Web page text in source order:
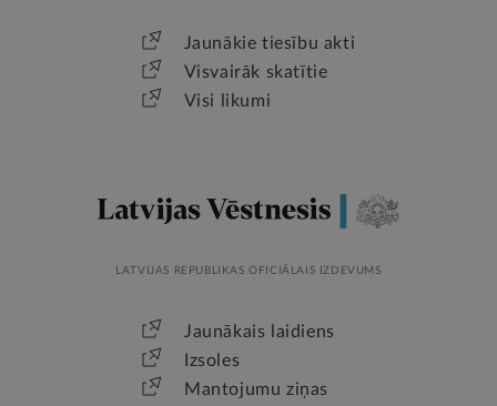
Jaunākie tiesību akti
Visvairāk skatītie
Visi likumi
LATVIJAS REPUBLIKAS OFICIĀLAIS IZDEVUMS
Jaunākais laidiens
Izsoles
Mantojumu ziņas